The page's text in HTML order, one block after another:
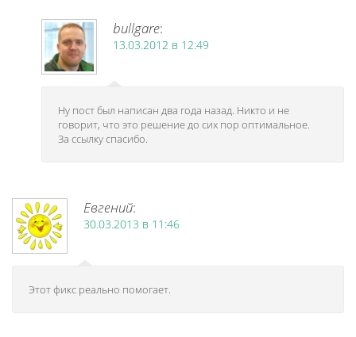
bullgare:
13.03.2012 в 12:49
Ну пост был написан два года назад. Никто и не
говорит, что это решение до сих пор оптимальное.
За ссылку спасибо.
Евгений:
30.03.2013 в 11:46
Этот фикс реально помогает.